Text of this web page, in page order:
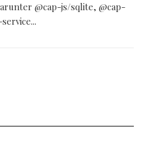
@cap-js/sqlite, @cap-